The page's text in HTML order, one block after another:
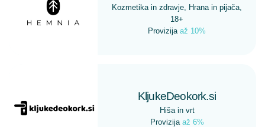
Kozmetika in zdravje, Hrana in pijača,
18+
Provizija až 10%
KljukeDeokork.si
Hiša in vrt
Provizija až 6%